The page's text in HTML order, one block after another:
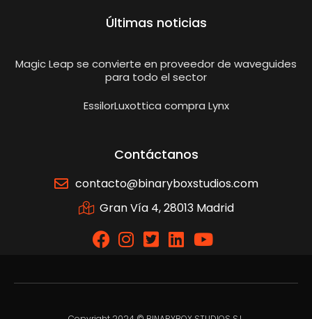
Últimas noticias
Magic Leap se convierte en proveedor de waveguides
para todo el sector
EssilorLuxottica compra Lynx
Contáctanos
contacto@binaryboxstudios.com
Gran Vía 4, 28013 Madrid